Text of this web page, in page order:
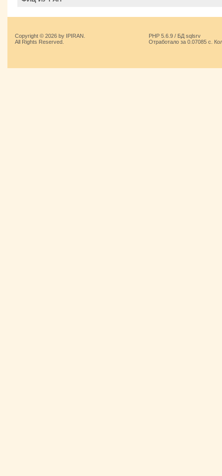
Copyright © 2026 by IPIRAN.
All Rights Reserved.
PHP 5.6.9 / БД sqlsrv
Отработало за 0.07085 с.